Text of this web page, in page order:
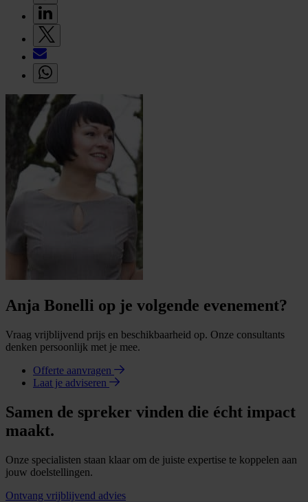
Anja Bonelli op je volgende evenement?
Vraag vrijblijvend prijs en beschikbaarheid op. Onze consultants
denken persoonlijk met je mee.
Offerte aanvragen
Laat je adviseren
Samen de spreker vinden die écht impact
maakt.
Onze specialisten staan klaar om de juiste expertise te koppelen aan
jouw doelstellingen.
Ontvang vrijblijvend advies